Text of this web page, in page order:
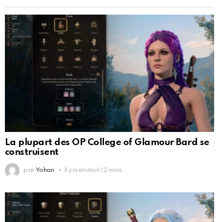
La plupart des OP College of Glamour Bard se
construisent
par Yohan il y a environ 12 mois